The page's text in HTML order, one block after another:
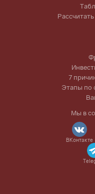
7
Этапы по
Мы в
ВКонтакте